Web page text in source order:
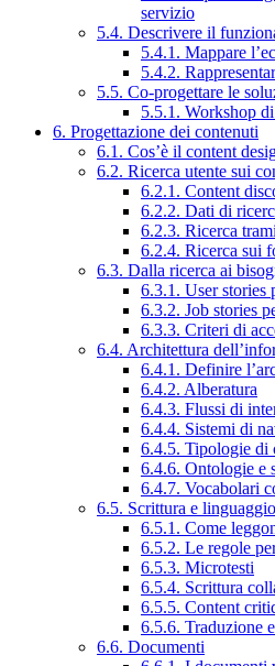
servizio
5.4. Descrivere il
5.4.1. Mappare
5.4.2.
5.5. Co-progettare le
5.5.1. Workshop
6. Progettazione dei contenuti
6.1. Cos’è il content
6.2. Ricerca utente sui
6.2.1. Content
6.2.2. Dati di
6.2.3. Ricerca
6.2.4. Ricerca sui
6.3. Dalla ricerca ai
6.3.1. User stories
6.3.2. Job stories
6.3.3. Criteri di
6.4. Architettura
6.4.1. Definire
6.4.2. Alberatura
6.4.3. Flussi di
6.4.4. Sistemi di
6.4.5. Tipologie di
6.4.6. Ontologie e
6.4.7. Vocabolari
6.5. Scrittura e linguaggio
6.5.1. Come
6.5.2. Le regole
6.5.3. Microtesti
6.5.4. Scrittura
6.5.5. Content
6.5.6. Traduzione
6.6. Documenti